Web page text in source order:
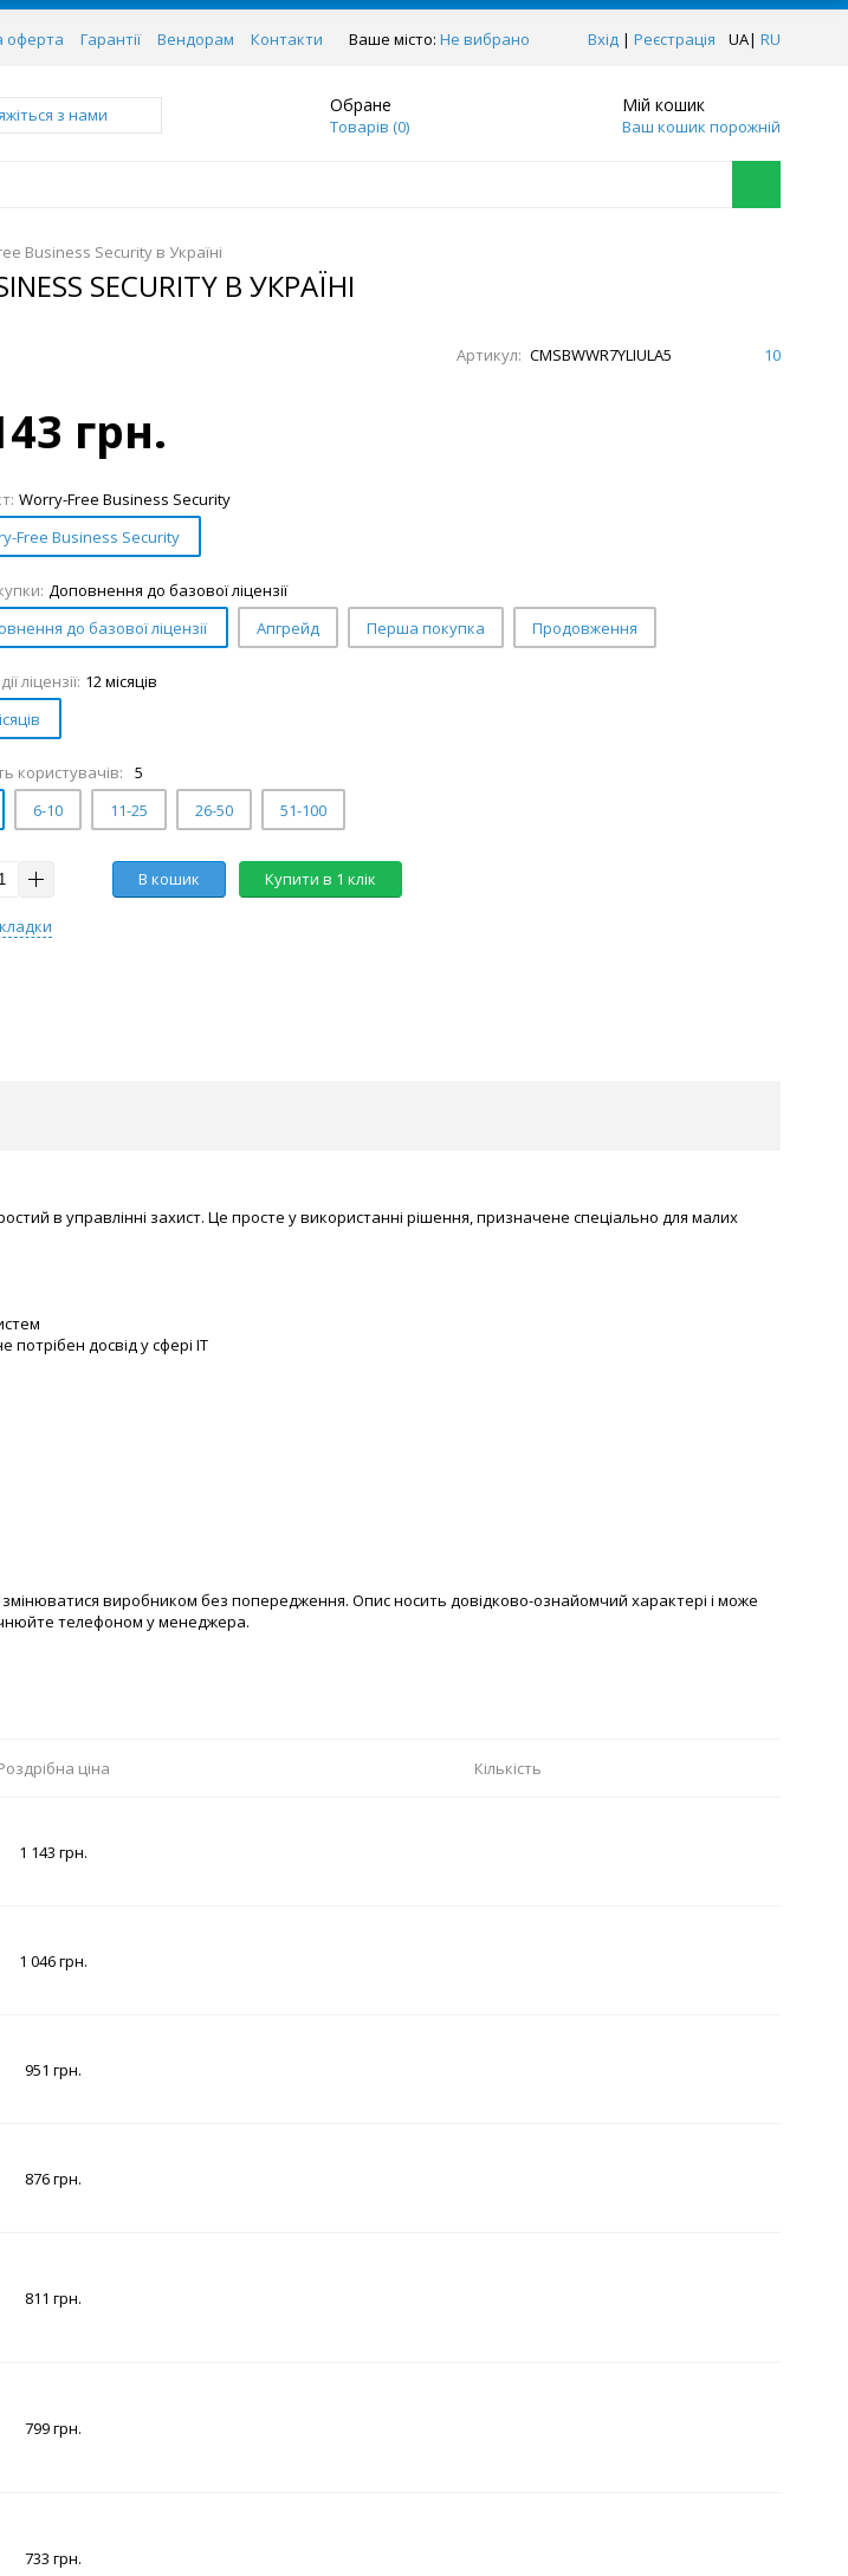
Ваше місто: Не вибрано Вхід | Реєстрація UA| RU
оферта Гарантії Вендорам Контакти
з нами Обране
Товарів (0)
Мій кошик
Ваш кошик порожній
Business Security в Україні
SECURITY В УКРАЇНІ
Артикул: CMSBWWR7YLIULA5 10
грн.
Worry-Free Business Security
Free Business Security
Доповнення до базової ліцензії
до базової ліцензії
Апгрейд Перша покупка Продовження
ліцензії: 12 місяців
користувачів:
5
6-10 11-25 26-50 51-100
В кошик Купити в 1 клік
в управлінні захист. Це просте у використанні рішення, призначене спеціально для малих
досвід у сфері ІТ
виробником без попередження. Опис носить довідково-ознайомчий характері і може
телефоном у менеджера.
ціна Кількість
1 143 грн.
1 046 грн.
951 грн.
876 грн.
811 грн.
799 грн.
733 грн.